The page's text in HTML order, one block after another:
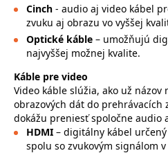
Cinch - audio aj video kábel
zvuku aj obrazu vo vyššej
Optické káble – umožňujú
najvyššej možnej kvalite.
Káble pre video
Video káble slúžia, ako už názov
obrazových dát do
dokážu preniesť spoločne audio
HDMI – digitálny kábel
spolu so zvukovým signálom